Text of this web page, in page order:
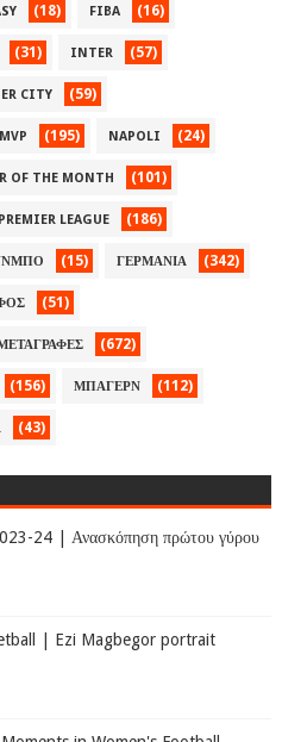
(18) FIBA (16)
(31) INTER (57)
CITY (59)
MVP (195) NAPOLI (24)
OF THE MONTH (101)
PREMIER LEAGUE (186)
(15) ΓΕΡΜΑΝΙΑ (342)
(51)
(672)
(156) ΜΠΑΓΕΡΝ (112)
(43)
24 | Ανασκόπηση πρώτου γύρου
| Ezi Magbegor portrait